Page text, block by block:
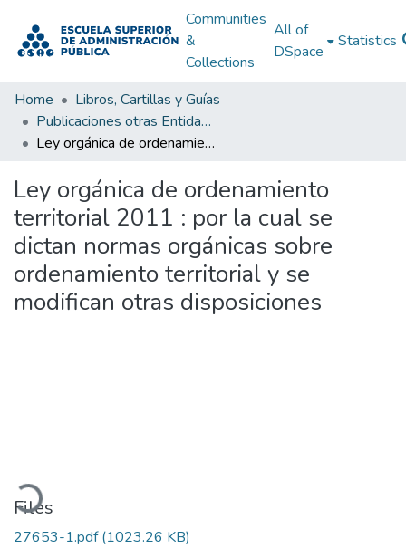
Communities
&
Collections
All of
DSpace
Statistics
Home
Libros, Cartillas y Guías
Publicaciones otras Entidades Estatales
Ley orgánica de ordenamiento territorial 2011 : por la cual se dictan normas orgánicas sobre ordenamiento territorial y se modifican otras disposiciones
Ley orgánica de ordenamiento
territorial 2011 : por la cual se
dictan normas orgánicas sobre
ordenamiento territorial y se
modifican otras disposiciones
Files
27653-1.pdf(1023.26 KB)